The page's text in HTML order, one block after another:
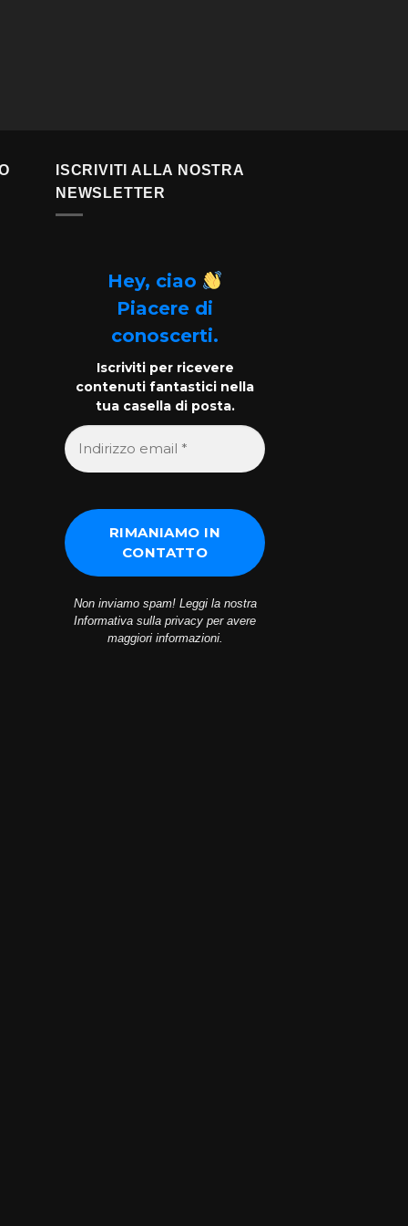
ISCRIVITI ALLA NOSTRA
NEWSLETTER
Hey, ciao
Piacere di
conoscerti.
Iscriviti per ricevere
contenuti fantastici nella
tua casella di posta.
Non inviamo spam! Leggi la nostra
Informativa sulla privacy per avere
maggiori informazioni.